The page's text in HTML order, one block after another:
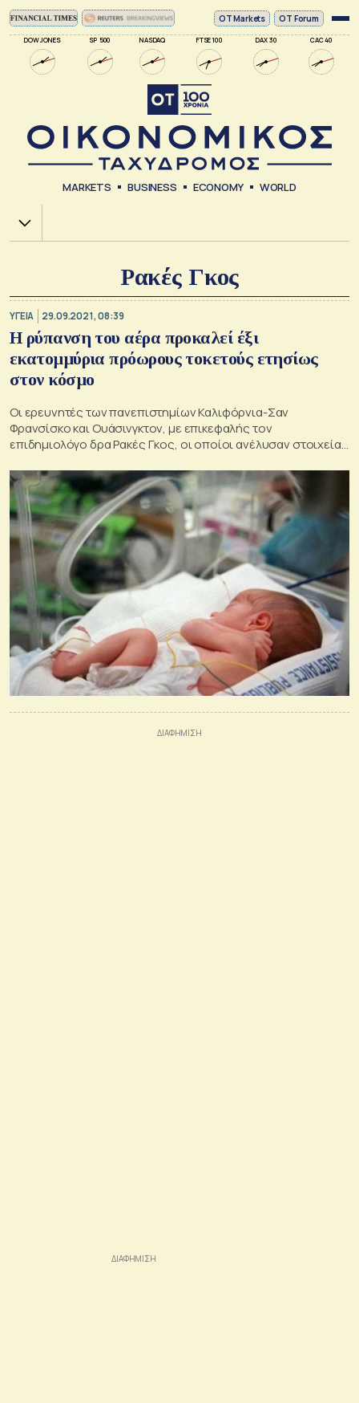
DOW JONES SP 500 NASDAQ FTSE 100 DAX 30 CAC 40
ΟΤ Markets OT Forum
MARKETS BUSINESS ECONOMY WORLD
Χ.Α.
Ρακές Γκος
ΥΓΕΙΑ 29.09.2021, 08:39
Η ρύπανση του αέρα προκαλεί έξι
εκατομμύρια πρόωρους τοκετούς ετησίως
στον κόσμο
Οι ερευνητές των πανεπιστημίων Καλιφόρνια-Σαν
Φρανσίσκο και Ουάσινγκτον, με επικεφαλής τον
επιδημιολόγο δρα Ρακές Γκος, οι οποίοι ανέλυσαν στοιχεία
περιοδικό «PLoS Medicine», εκτιμούν ότι οι πρόωροι και
λιποβαρείς τοκετοί θα μπορούσαν να μειωθούν κατά
περίπου 78%